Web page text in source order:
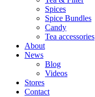
Spices
Spice Bundles
Candy
Tea accessories
About
News
Blog
Videos
Stores
Contact